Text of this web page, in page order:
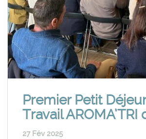
Premier Petit
Travail AROMA’TRI
27 Fév 2025